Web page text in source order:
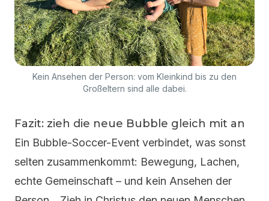
Kein Ansehen der Person: vom Kleinkind bis zu den
Großeltern sind alle dabei.
Fazit: zieh die neue Bubble gleich mit an
Ein Bubble-Soccer-Event verbindet, was sonst
selten zusammenkommt: Bewegung, Lachen,
echte Gemeinschaft – und kein Ansehen der